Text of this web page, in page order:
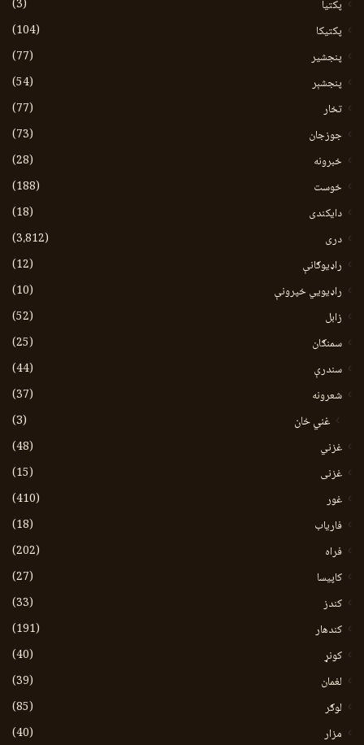
پکتيا
(3)
پکتیکا
(104)
پنجشیر
(77)
پنجشېر
(54)
تخار
(77)
جوزجان
(73)
خبرونه
(28)
خوست
(188)
دایکندی
(18)
دری
(3،812)
راډیوګانې
(12)
راډیويي خپرونې
(10)
زابل
(52)
سمنګان
(25)
سندرې
(44)
شعرونه
(37)
غني خان
(3)
غزني
(48)
غزنی
(15)
غور
(410)
فاریاب
(18)
فراه
(202)
کاپیسا
(27)
کندز
(33)
کندهار
(191)
کونړ
(40)
لغمان
(39)
لوګر
(85)
مزار
(40)